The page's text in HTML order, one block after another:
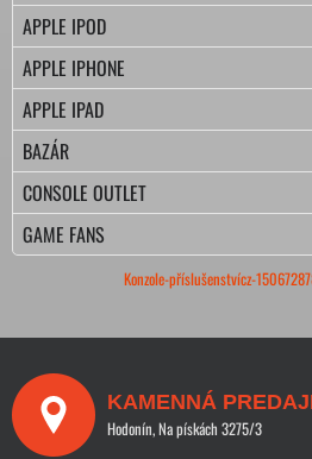
APPLE IPOD
APPLE IPHONE
APPLE IPAD
BAZÁR
CONSOLE OUTLET
GAME FANS
Konzole-příslušenstvícz-
KAMENNÁ
Hodonín, Na pískách 3275/3